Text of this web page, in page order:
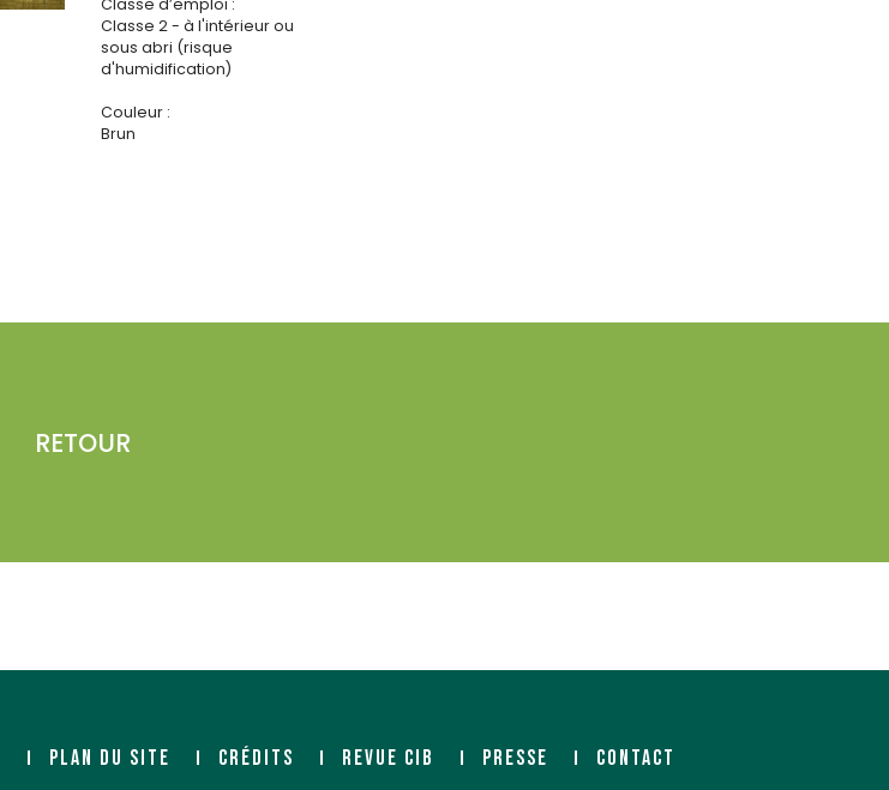
Classe 2 - à l'intérieur ou
sous abri (risque
d'humidification)
Couleur :
Brun
RETOUR
PLAN DU SITE CRÉDITS REVUE CIB PRESSE CONTACT